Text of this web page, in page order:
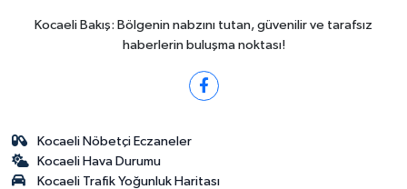
Kocaeli Bakış: Bölgenin nabzını tutan, güvenilir ve tarafsız
haberlerin buluşma noktası!
Kocaeli Nöbetçi Eczaneler
Kocaeli Hava Durumu
Kocaeli Trafik Yoğunluk Haritası